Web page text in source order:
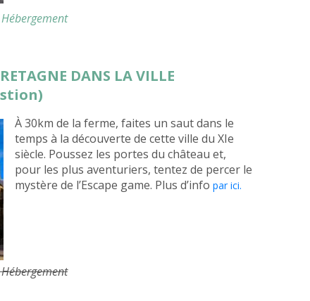
DANS LA VILLE
À 30km de la ferme, faites un saut dans le
temps à la découverte de cette ville du XIe
siècle. Poussez les portes du château et,
pour les plus aventuriers, tentez de percer le
mystère de l’Escape game. Plus d’info par ici.